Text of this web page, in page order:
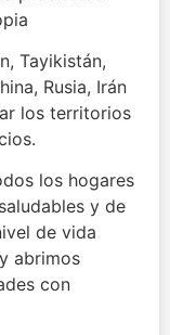
Tayikistán,
Rusia, Irán
los territorios
los hogares
y de
de vida
abrimos
con